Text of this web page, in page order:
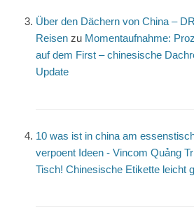
Über den Dächern von China –
Reisen zu Momentaufnahme:
auf dem First – chinesische
Update
10 was ist in china am
verpoent Ideen - Vincom Quảng
Tisch! Chinesische Etikette leicht